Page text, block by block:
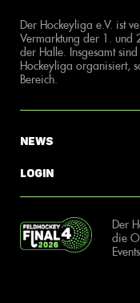
Der Hockeyliga e.V. ist
Vermarktung der 1. und
der Halle. Insgesamt
Hockeyliga organisiert,
Bereich.
News
Login
Der
die